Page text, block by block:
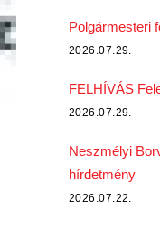
Polgármesteri
2026.07.29.
FELHÍVÁS
2026.07.29.
Neszmélyi
hírdetmény
2026.07.22.